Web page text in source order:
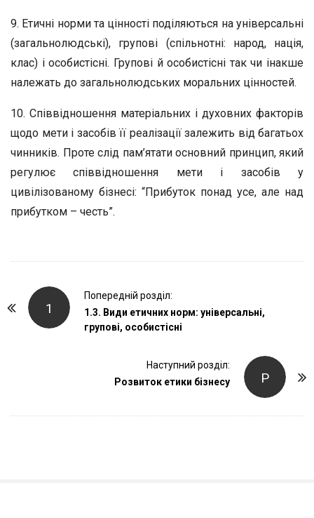
9. Етичні норми та цінності поділяються на універсальні
(загальнолюдські), групові (спільнотні: народ, нація,
клас) і особистісні. Групові й особистісні так чи інакше
належать до загальнолюдських моральних цінностей.
10. Співвідношення матеріальних і духовних факторів
щодо мети і засобів її реалізації залежить від багатьох
чинників. Проте слід пам’ятати основний принцип, який
регулює співвідношення мети і засобів у
цивілізованому бізнесі: “Прибуток понад усе, але над
прибутком – честь”.
1
Попередній розділ:
1.3. Види етичних норм: універсальні,
групові, особистісні
Р
Наступний розділ:
Розвиток етики бізнесу